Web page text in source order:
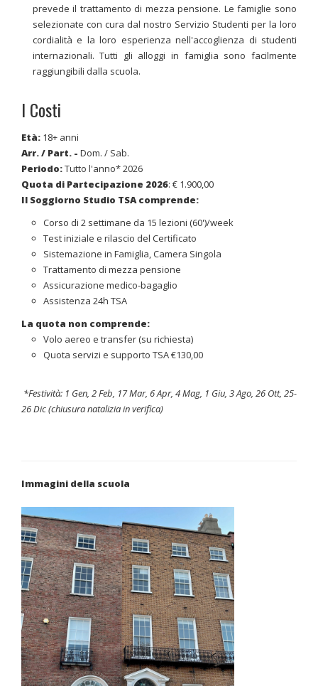
prevede il trattamento di mezza pensione. Le famiglie sono
selezionate con cura dal nostro Servizio Studenti per la loro
cordialità e la loro esperienza nell'accoglienza di studenti
internazionali. Tutti gli alloggi in famiglia sono facilmente
raggiungibili dalla scuola.
I Costi
Età: 18+ anni
Arr. / Part. - Dom. / Sab.
Periodo:Tutto l'anno* 2026
Quota di Partecipazione 2026: € 1.900,00
Il Soggiorno Studio TSA comprende:
Corso di 2 settimane da 15 lezioni (60')/week
Test iniziale e rilascio del Certificato
Sistemazione in Famiglia, Camera Singola
Trattamento di mezza pensione
Assicurazione medico-bagaglio
Assistenza 24h TSA
La quota non comprende:
Volo aereo e transfer (su richiesta)
Quota servizi e supporto TSA €130,00
*Festività: 1 Gen, 2 Feb, 17 Mar, 6 Apr, 4 Mag, 1 Giu, 3 Ago, 26 Ott, 25-
26 Dic (chiusura natalizia in verifica)
Immagini della scuola